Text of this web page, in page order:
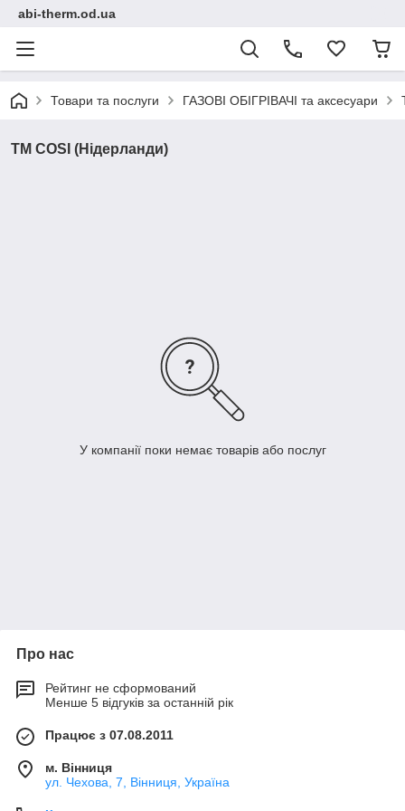
abi-therm.od.ua
Товари та послуги ГАЗОВІ ОБІГРІВАЧІ та аксесуари
TM COSІ (Нідерланди)
У компанії поки немає товарів або послуг
Про нас
Рейтинг не сформований
Менше 5 відгуків за останній рік
Працює з 07.08.2011
м. Вінниця
ул. Чехова, 7, Вінниця, Україна